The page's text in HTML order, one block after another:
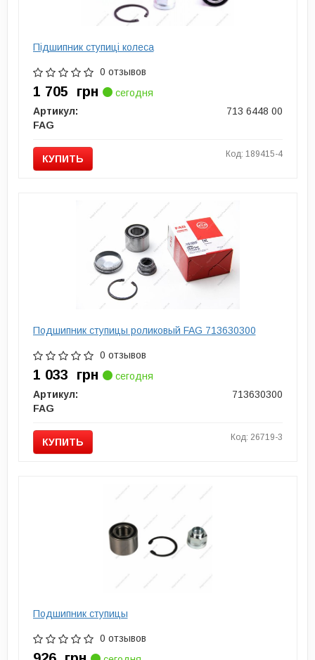
Пiдшипник ступицi колеса
0 отзывов
1 705 грн
сегодня
Артикул:
713 6448 00
FAG
КУПИТЬ Код: 189415-4
Подшипник ступицы роликовый FAG 713630300
0 отзывов
1 033 грн
сегодня
Артикул:
713630300
FAG
КУПИТЬ Код: 26719-3
Подшипник ступицы
0 отзывов